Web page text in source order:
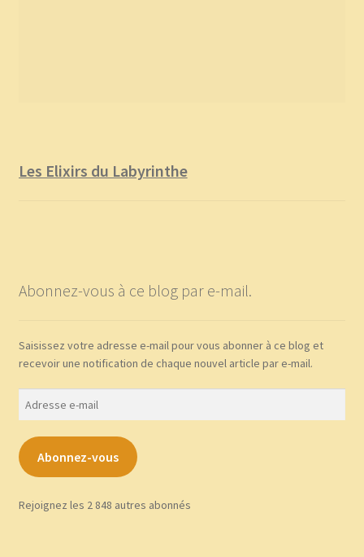
Les Elixirs du Labyrinthe
Abonnez-vous à ce blog par e-mail.
Saisissez votre adresse e-mail pour vous abonner à ce blog et
recevoir une notification de chaque nouvel article par e-mail.
Abonnez-vous
Rejoignez les 2 848 autres abonnés